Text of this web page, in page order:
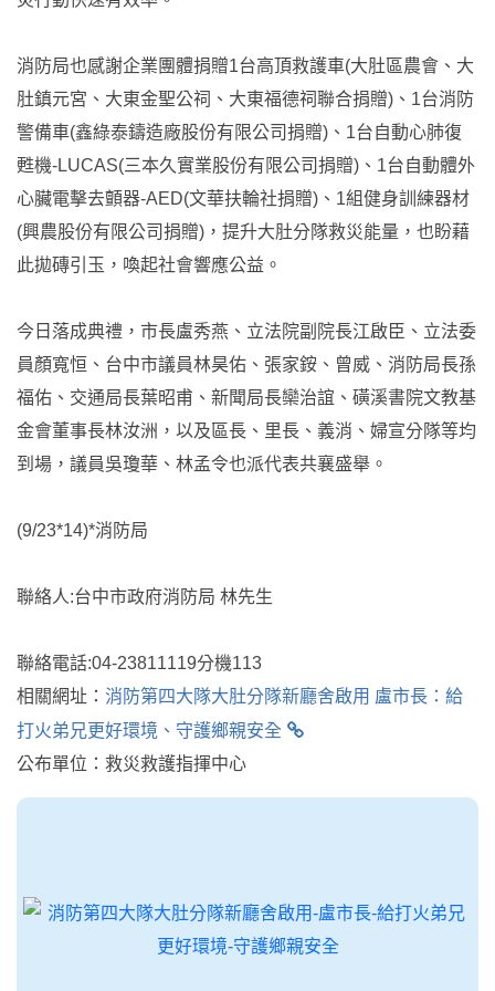
消防局也感謝企業團體捐贈1台高頂救護車(大肚區農會、大
肚鎮元宮、大東金聖公祠、大東福德祠聯合捐贈)、1台消防
警備車(鑫綠泰鑄造廠股份有限公司捐贈)、1台自動心肺復
甦機-LUCAS(三本久實業股份有限公司捐贈)、1台自動體外
心臟電擊去顫器-AED(文華扶輪社捐贈)、1組健身訓練器材
(興農股份有限公司捐贈)，提升大肚分隊救災能量，也盼藉
此拋磚引玉，喚起社會響應公益。
今日落成典禮，市長盧秀燕、立法院副院長江啟臣、立法委
員顏寬恒、台中市議員林昊佑、張家銨、曾威、消防局長孫
福佑、交通局長葉昭甫、新聞局長欒治誼、磺溪書院文教基
金會董事長林汝洲，以及區長、里長、義消、婦宣分隊等均
到場，議員吳瓊華、林孟令也派代表共襄盛舉。
(9/23*14)*消防局
聯絡人:台中市政府消防局 林先生
聯絡電話:04-23811119分機113
相關網址： 消防第四大隊大肚分隊新廳舍啟用 盧市長：給
打火弟兄更好環境、守護鄉親安全
公布單位：救災救護指揮中心